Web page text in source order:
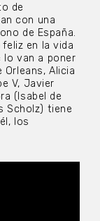
de
con una
de España.
en la vida
lo van a poner
Alicia
V, Javier
(Isabel de
Scholz) tiene
los